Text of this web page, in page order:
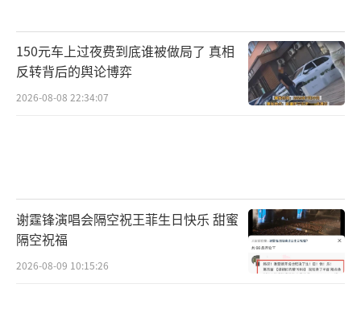
150元车上过夜费到底谁被做局了 真相
反转背后的舆论博弈
2026-08-08 22:34:07
谢霆锋演唱会隔空祝王菲生日快乐 甜蜜
隔空祝福
2026-08-09 10:15:26